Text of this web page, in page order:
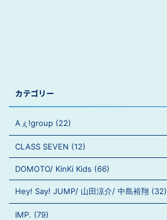
カテゴリー
Aぇ!group (22)
CLASS SEVEN (12)
DOMOTO/ KinKi Kids (66)
Hey! Say! JUMP/ 山田涼介/ 中島裕翔 (32)
IMP. (79)